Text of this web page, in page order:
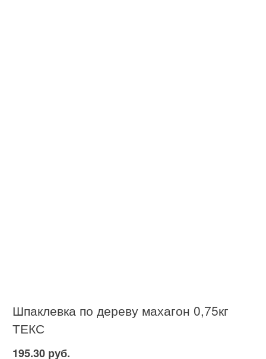
Шпаклевка по дереву махагон 0,75кг
ТЕКС
195.30 руб.